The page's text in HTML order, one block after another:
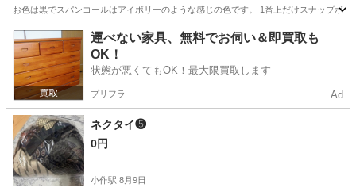
お色は黒でスパンコールはアイボリーのような感じの色です。 1番上だけスナップボ
東京 港区 品川駅 カーディガン スナップボタン
運べない家具、無料でお伺い＆即買取も
OK！
状態が悪くてもOK！最大限買取します
プリフラ Ad
ネクタイ❺
0円
小作駅 8月9日